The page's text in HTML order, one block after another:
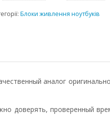
Блоки живлення ноутбуків
аналог
доверять, проверенный